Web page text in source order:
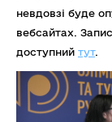
невдовзі буде
вебсайтах.
доступний тут.